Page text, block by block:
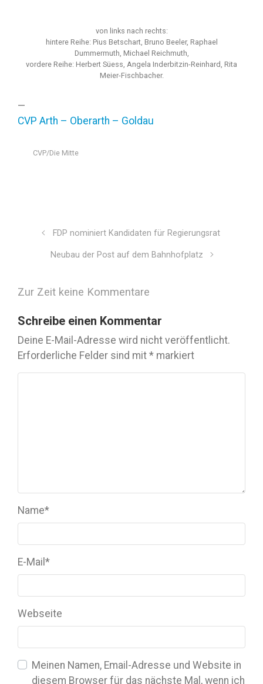
von links nach rechts:
hintere Reihe: Pius Betschart, Bruno Beeler, Raphael
Dummermuth, Michael Reichmuth,
vordere Reihe: Herbert Süess, Angela Inderbitzin-Reinhard, Rita
Meier-Fischbacher.
—
CVP Arth – Oberarth – Goldau
CVP/Die Mitte
FDP nominiert Kandidaten für Regierungsrat
Neubau der Post auf dem Bahnhofplatz
Zur Zeit keine Kommentare
Schreibe einen Kommentar
Deine E-Mail-Adresse wird nicht veröffentlicht.
Erforderliche Felder sind mit * markiert
Name*
E-Mail *
Webseite
Meinen Namen, Email-Adresse und Website in
diesem Browser für das nächste Mal, wenn ich